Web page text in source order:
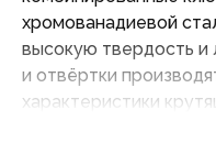
хромованадиевой
высокую твердость и
и отвёртки
характеристики